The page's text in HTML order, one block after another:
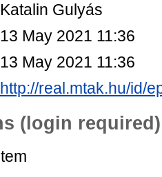
Katalin Gulyás
13 May 2021 11:36
13 May 2021 11:36
http://real.mtak.hu/id/
(login required)